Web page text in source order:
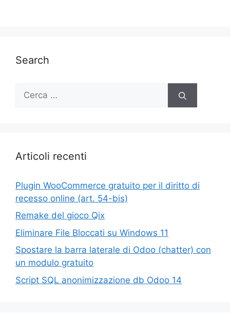
Search
per:
Articoli recenti
Plugin WooCommerce gratuito per il diritto di
recesso online (art. 54-bis)
Remake del gioco Qix
Eliminare File Bloccati su Windows 11
Spostare la barra laterale di Odoo (chatter) con
un modulo gratuito
Script SQL anonimizzazione db Odoo 14